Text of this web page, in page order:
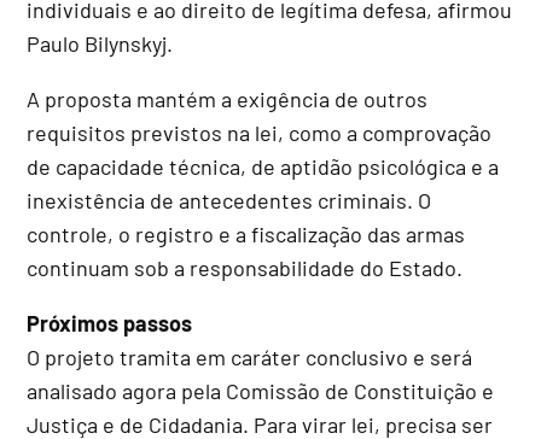
individuais e ao direito de legítima defesa, afirmou
Paulo Bilynskyj.
A proposta mantém a exigência de outros
requisitos previstos na lei, como a comprovação
de capacidade técnica, de aptidão psicológica e a
inexistência de antecedentes criminais. O
controle, o registro e a fiscalização das armas
continuam sob a responsabilidade do Estado.
Próximos passos
O projeto tramita em caráter conclusivo e será
analisado agora pela Comissão de Constituição e
Justiça e de Cidadania. Para virar lei, precisa ser